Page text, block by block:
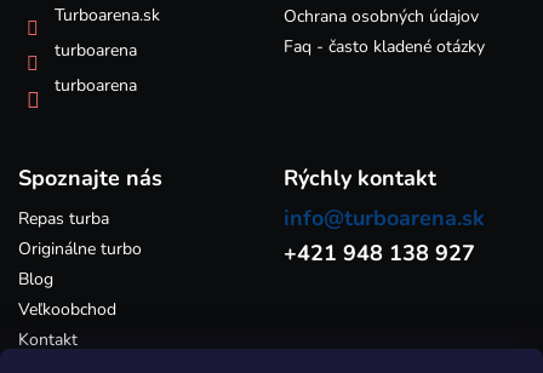
Turboarena.sk
turboarena
turboarena
Ochrana osobných údajov
Faq - často kladené otázky
Spoznajte nás
Repas turba
Originálne turbo
Blog
Veľkoobchod
Kontakt
Rýchly kontakt
info@turboarena.sk
+421 948 138 927